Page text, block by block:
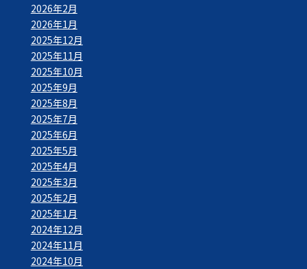
2026年2月
2026年1月
2025年12月
2025年11月
2025年10月
2025年9月
2025年8月
2025年7月
2025年6月
2025年5月
2025年4月
2025年3月
2025年2月
2025年1月
2024年12月
2024年11月
2024年10月